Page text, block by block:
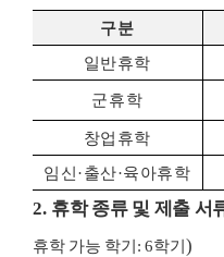
구분
일반휴학
군휴학
창업휴학
임신 ·출산·육아휴학
2. 휴학 종류 및 제출 서
휴학 가능 학기 : 6학기 )